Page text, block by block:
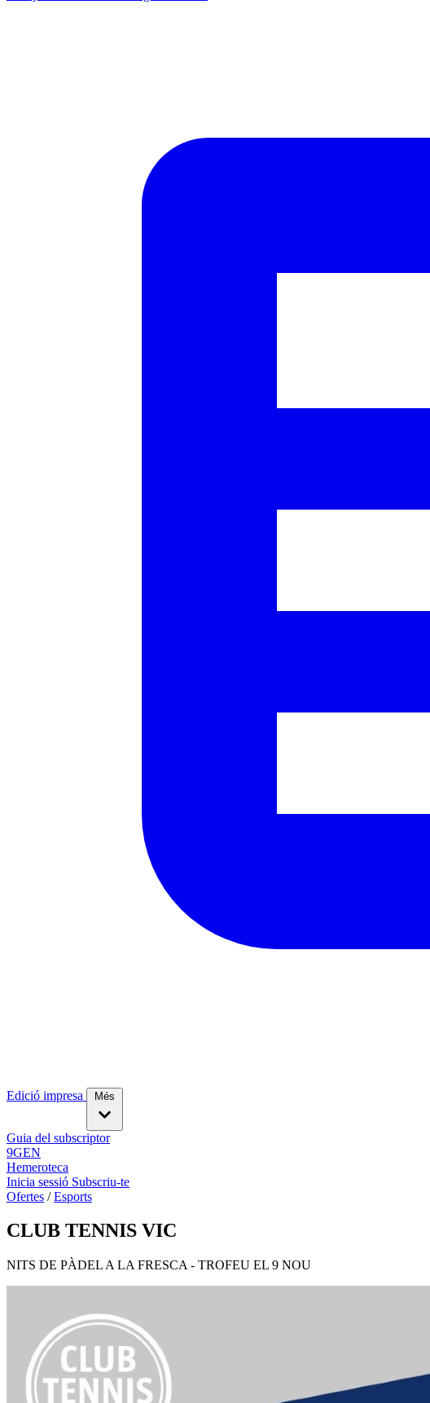
Edició impresa Més
Guia del subscriptor
9GEN
Hemeroteca
Inicia sessió Subscriu-te
Ofertes / Esports
CLUB TENNIS VIC
NITS DE PÀDEL A LA FRESCA - TROFEU EL 9 NOU